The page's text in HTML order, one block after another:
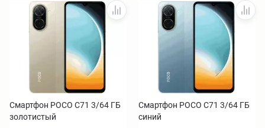
Смартфон POCO C71 3/64 ГБ
золотистый
Смартфон POCO C71 3/64 ГБ
синий